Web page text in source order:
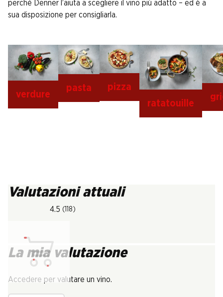
perché Denner l’aiuta a scegliere il vino più adatto – ed è a
sua disposizione per consigliarla.
verdure
pasta
pizza
ratatouille
Valutazioni attuali
4.5 (118)
La mia valutazione
Accedere per valutare un vino.